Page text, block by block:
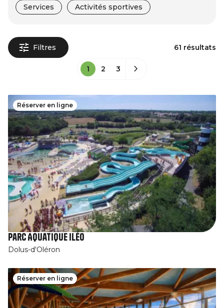
Services Activités sportives
Filtres 61 résultats
1 2 3
Réserver en ligne
Parc Aquatique Iléo
Dolus-d'Oléron
Réserver en ligne